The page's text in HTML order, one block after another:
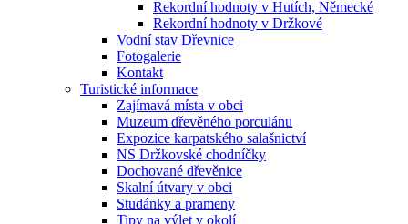
Rekordní hodnoty v Hutích, Německé
Rekordní hodnoty v Držkové
Vodní stav Dřevnice
Fotogalerie
Kontakt
Turistické informace
Zajímavá místa v obci
Muzeum dřevěného porculánu
Expozice karpatského salašnictví
NS Držkovské chodníčky
Dochované dřevěnice
Skalní útvary v obci
Studánky a prameny
Tipy na výlet v okolí